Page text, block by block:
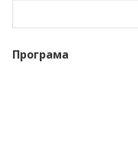
Програма